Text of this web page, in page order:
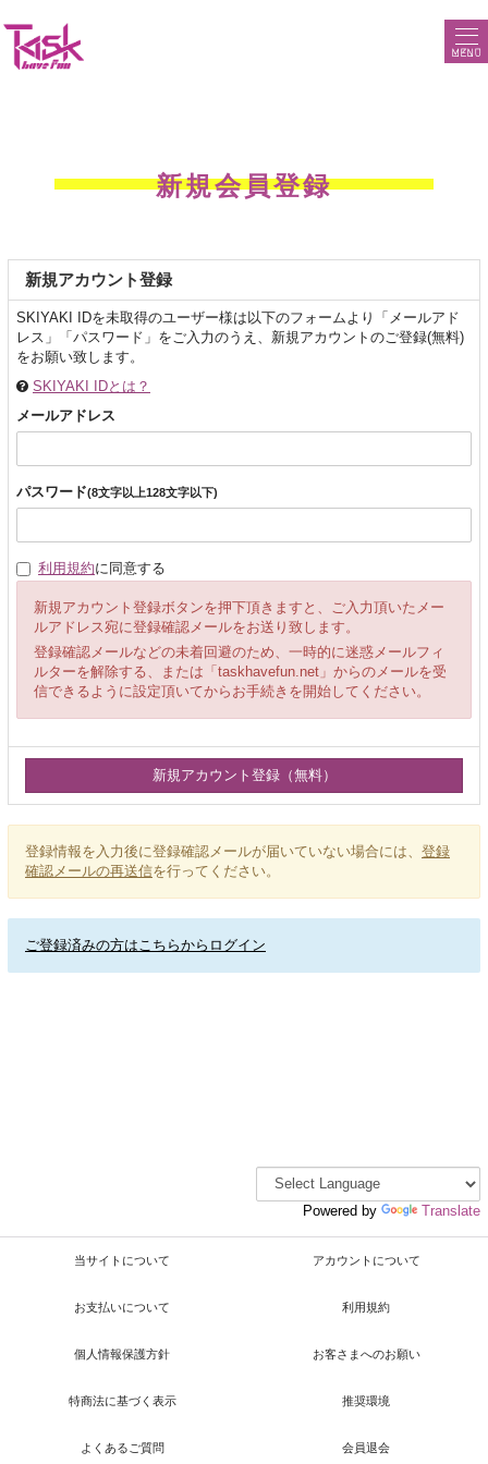
MENU
新規会員登録
新規アカウント登録
SKIYAKI IDを未取得のユーザー様は以下のフォームより「メールアド
レス」「パスワード」をご入力のうえ、新規アカウントのご登録(無料)
をお願い致します。
SKIYAKI IDとは？
メールアドレス
パスワード(8文字以上128文字以下)
利用規約に同意する
新規アカウント登録ボタンを押下頂きますと、ご入力頂いたメー
ルアドレス宛に登録確認メールをお送り致します。
登録確認メールなどの未着回避のため、一時的に迷惑メールフィ
ルターを解除する、または「taskhavefun.net」からのメールを受
信できるように設定頂いてからお手続きを開始してください。
登録情報を入力後に登録確認メールが届いていない場合には、 登録
確認メールの再送信を行ってください。
ご登録済みの方はこちらからログイン
Powered by Translate
当サイトについて アカウントについて
お支払いについて 利用規約
個人情報保護方針 お客さまへのお願い
特商法に基づく表示 推奨環境
よくあるご質問 会員退会